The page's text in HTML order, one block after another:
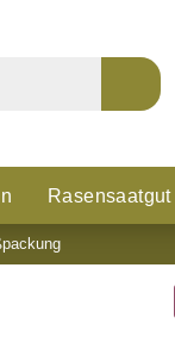
Rasensaatgut